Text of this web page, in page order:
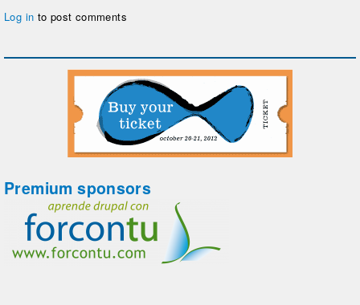
Log in to post comments
Premium sponsors